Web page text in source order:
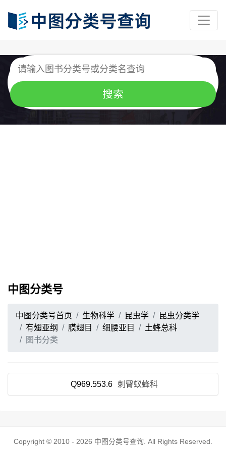
中图分类号
中图分类号首页 生物科学 昆虫学
昆虫分类学
有翅亚纲
膜翅目 细腰亚目
土蜂总科
图书分类
Q969.553.6 刺臀蚁蜂科
Copyright © 2010 - 2026 中图分类号查询 . All Rights Reserved.